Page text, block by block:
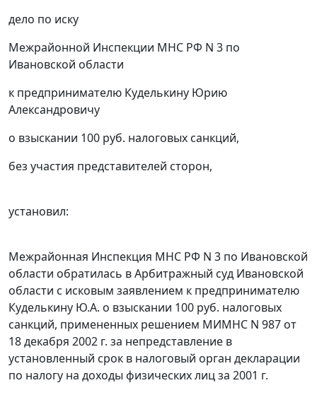
дело по иску
Межрайонной Инспекции МНС РФ N 3 по
Ивановской области
к предпринимателю Куделькину Юрию
Александровичу
о взыскании 100 руб. налоговых санкций,
без участия представителей сторон,
установил:
Межрайонная Инспекция МНС РФ N 3 по Ивановской
области обратилась в Арбитражный суд Ивановской
области с исковым заявлением к предпринимателю
Куделькину Ю.А. о взыскании 100 руб. налоговых
санкций, примененных решением МИМНС N 987 от
18 декабря 2002 г. за непредставление в
установленный срок в налоговый орган декларации
по налогу на доходы физических лиц за 2001 г.